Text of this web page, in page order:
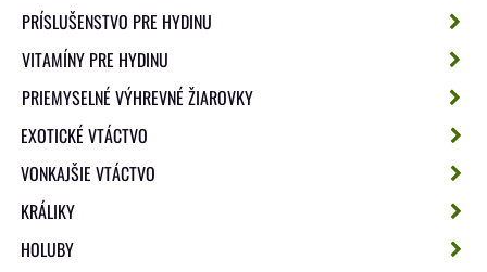
PRÍSLUŠENSTVO PRE HYDINU
VITAMÍNY PRE HYDINU
PRIEMYSELNÉ VÝHREVNÉ ŽIAROVKY
EXOTICKÉ VTÁCTVO
VONKAJŠIE VTÁCTVO
KRÁLIKY
HOLUBY